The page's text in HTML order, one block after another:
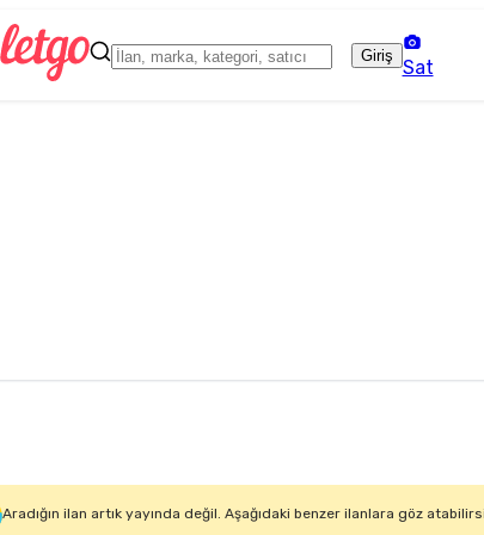
Giriş
Sat
Aradığın ilan artık yayında değil. Aşağıdaki benzer ilanlara göz